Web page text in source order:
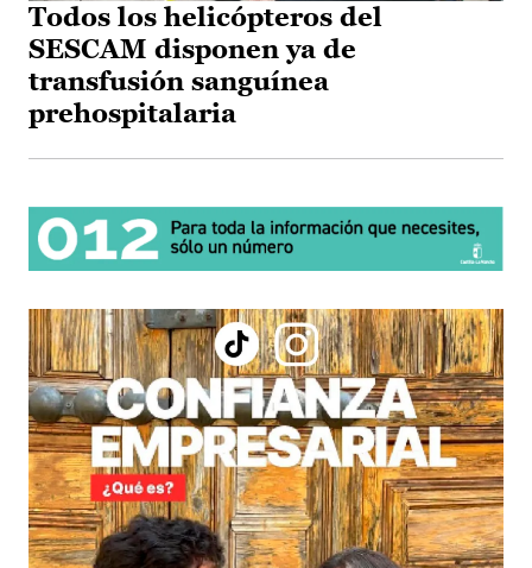
Todos los helicópteros del
SESCAM disponen ya de
transfusión sanguínea
prehospitalaria